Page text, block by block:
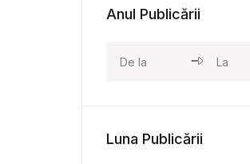
Anul Publicării
Luna Publicării